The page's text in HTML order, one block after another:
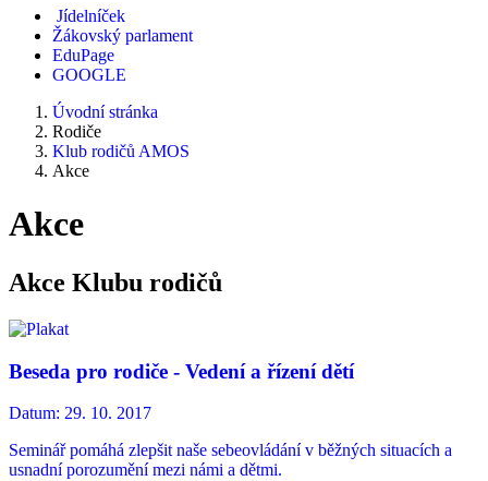
Jídelníček
Žákovský parlament
EduPage
GOOGLE
Úvodní stránka
Rodiče
Klub rodičů AMOS
Akce
Akce
Akce Klubu rodičů
Beseda pro rodiče - Vedení a řízení dětí
Datum: 29. 10. 2017
Seminář pomáhá zlepšit naše sebeovládání v běžných situacích a
usnadní porozumění mezi námi a dětmi.